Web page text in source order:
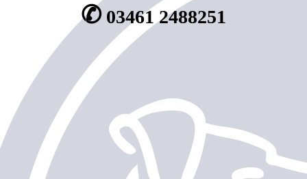
✆03461 2488251